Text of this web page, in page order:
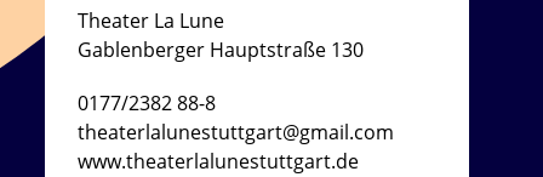
Theater La Lune
Gablenberger Hauptstraße 130
0177/2382 88-8
theaterlalunestuttgart@gmail.com
www.theaterlalunestuttgart.de